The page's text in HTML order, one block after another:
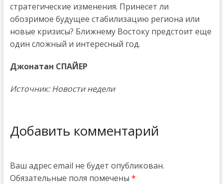
стратегические изменения. Принесет ли
обозримое будущее стабилизацию региона или
новые кризисы? Ближнему Востоку предстоит еще
один сложный и интересный год.
Джонатан СПАЙЕР
Источник: Новости недели
Добавить комментарий
Ваш адрес email не будет опубликован.
Обязательные поля помечены *